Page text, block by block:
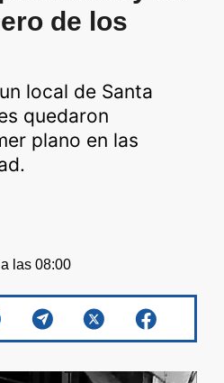
de los
local de Santa
quedaron
plano en las
las 08:00